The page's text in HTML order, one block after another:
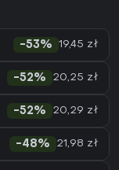
-53% 19,45 zł
-52% 20,25 zł
-52% 20,29 zł
-48% 21,98 zł